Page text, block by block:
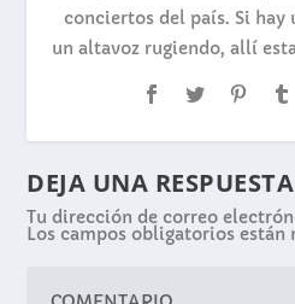
conciertos del país. Si
un altavoz rugiendo, allí
DEJA UNA RESPUESTA
Tu dirección de correo
Los campos obligatorios están